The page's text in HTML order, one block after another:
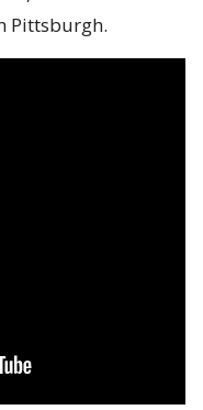
Pittsburgh.